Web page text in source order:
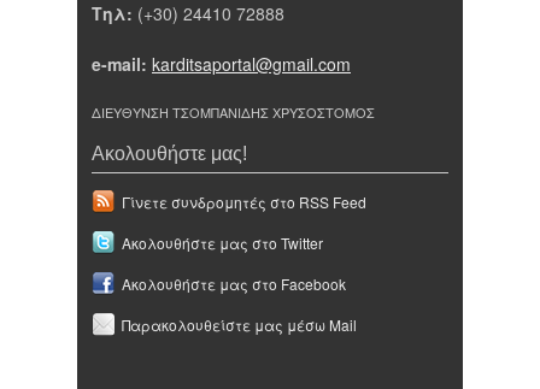
Τηλ: (+30) 24410 72888
e-mail: karditsaportal@gmail.com
ΔΙΕΥΘΥΝΣΗ ΤΣΟΜΠΑΝΙΔΗΣ ΧΡΥΣΟΣΤΟΜΟΣ
Ακολουθήστε μας!
Γίνετε συνδρομητές στο RSS Feed
Ακολουθήστε μας στο Twitter
Ακολουθήστε μας στο Facebook
Παρακολουθείστε μας μέσω Mail